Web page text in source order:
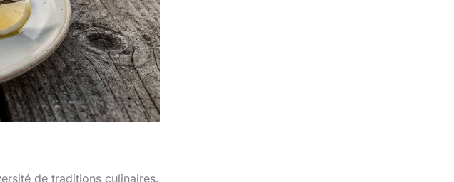
de traditions culinaires.